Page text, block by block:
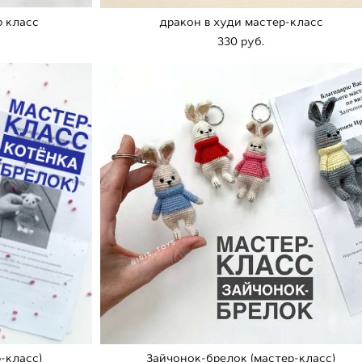
класс
дракон в худи мастер-класс
330 pуб.
класс) Зайчонок-брелок (мастер-класс)